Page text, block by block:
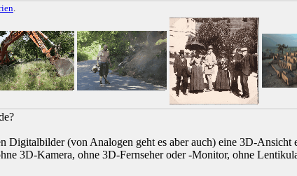
.
Digitalbilder (von Analogen geht es aber auch) eine 3D-Ansicht
3D-Kamera, ohne 3D-Fernseher oder -Monitor, ohne